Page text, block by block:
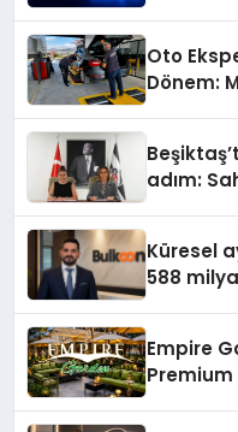
Oto
Dönem:
adım:
Küresel
588
Empire